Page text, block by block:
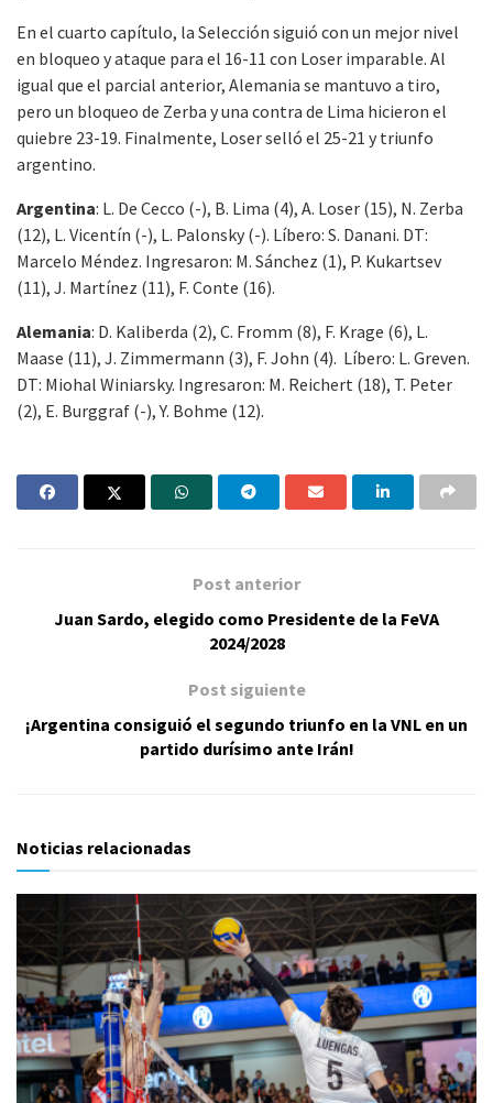
En el cuarto capítulo, la Selección siguió con un mejor nivel
en bloqueo y ataque para el 16-11 con Loser imparable. Al
igual que el parcial anterior, Alemania se mantuvo a tiro,
pero un bloqueo de Zerba y una contra de Lima hicieron el
quiebre 23-19. Finalmente, Loser selló el 25-21 y triunfo
argentino.
Argentina: L. De Cecco (-), B. Lima (4), A. Loser (15), N. Zerba
(12), L. Vicentín (-), L. Palonsky (-). Líbero: S. Danani. DT:
Marcelo Méndez. Ingresaron: M. Sánchez (1), P. Kukartsev
(11), J. Martínez (11), F. Conte (16).
Alemania: D. Kaliberda (2), C. Fromm (8), F. Krage (6), L.
Maase (11), J. Zimmermann (3), F. John (4). Líbero: L. Greven.
DT: Miohal Winiarsky. Ingresaron: M. Reichert (18), T. Peter
(2), E. Burggraf (-), Y. Bohme (12).
Post anterior
Juan Sardo, elegido como Presidente de la FeVA
2024/2028
Post siguiente
¡Argentina consiguió el segundo triunfo en la VNL en un
partido durísimo ante Irán!
Noticias relacionadas